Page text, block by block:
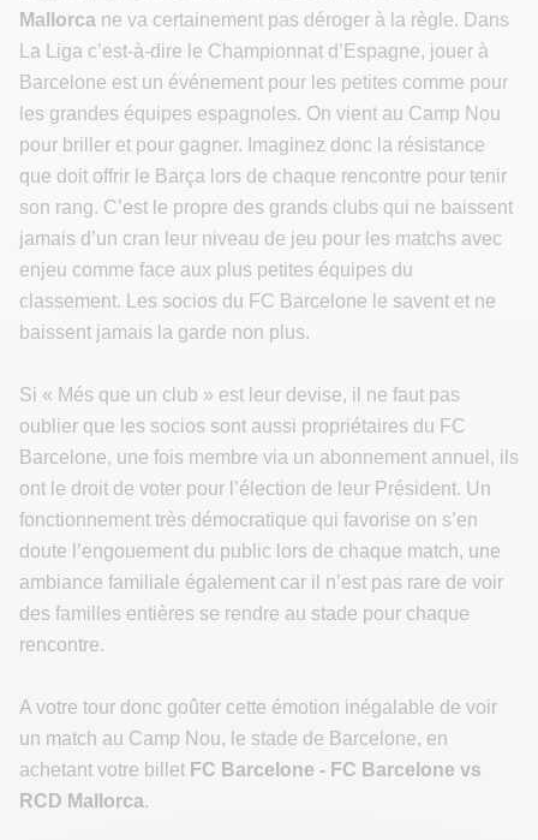
Mallorca ne va certainement pas déroger à la règle. Dans
La Liga c’est-à-dire le Championnat d’Espagne, jouer à
Barcelone est un événement pour les petites comme pour
les grandes équipes espagnoles. On vient au Camp Nou
pour briller et pour gagner. Imaginez donc la résistance
que doit offrir le Barça lors de chaque rencontre pour tenir
son rang. C’est le propre des grands clubs qui ne baissent
jamais d’un cran leur niveau de jeu pour les matchs avec
enjeu comme face aux plus petites équipes du
classement. Les socios du FC Barcelone le savent et ne
baissent jamais la garde non plus.
Si « Més que un club » est leur devise, il ne faut pas
oublier que les socios sont aussi propriétaires du FC
Barcelone, une fois membre via un abonnement annuel, ils
ont le droit de voter pour l’élection de leur Président. Un
fonctionnement très démocratique qui favorise on s’en
doute l’engouement du public lors de chaque match, une
ambiance familiale également car il n’est pas rare de voir
des familles entières se rendre au stade pour chaque
rencontre.
A votre tour donc goûter cette émotion inégalable de voir
un match au Camp Nou, le stade de Barcelone, en
achetant votre billet FC Barcelone - FC Barcelone vs
RCD Mallorca.